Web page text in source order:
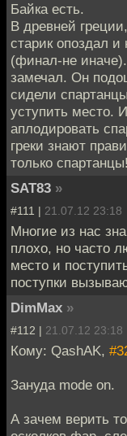
Байка есть.
В древней
старик опоздал и
(финал-не иначе).
замечал. Он
сидели
уступить место.
аплодировать
греки знают
только спартанцы!
SAT83 »
#111 | 21.07.12 23:18
Многие из нас
плохо, но часто
место и
поступки
DimMax »
#112 | 21.07.12 23:18
Кому: QashAK,
Зануда mode on.
А зачем верить